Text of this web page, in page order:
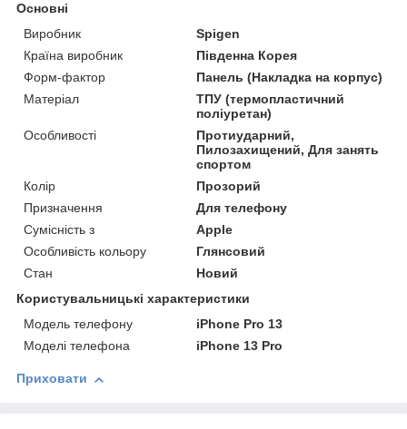
Основні
Виробник
Spigen
Країна виробник
Південна Корея
Форм-фактор
Панель (Накладка на корпус)
Матеріал
ТПУ (термопластичний
поліуретан)
Особливості
Протиударний,
Пилозахищений, Для занять
спортом
Колір
Прозорий
Призначення
Для телефону
Сумісність з
Apple
Особливість кольору
Глянсовий
Стан
Новий
Користувальницькі характеристики
Модель телефону
iPhone Pro 13
Моделі телефона
iPhone 13 Pro
Приховати